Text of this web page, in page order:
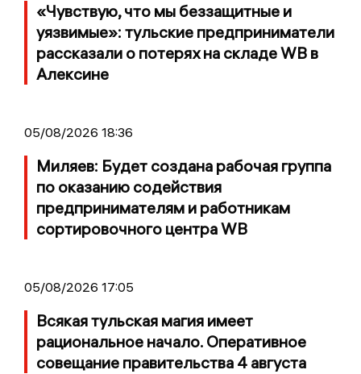
«Чувствую, что мы беззащитные и
уязвимые»: тульские предприниматели
рассказали о потерях на складе WB в
Алексине
05/08/2026 18:36
Миляев: Будет создана рабочая группа
по оказанию содействия
предпринимателям и работникам
сортировочного центра WB
05/08/2026 17:05
Всякая тульская магия имеет
рациональное начало. Оперативное
совещание правительства 4 августа